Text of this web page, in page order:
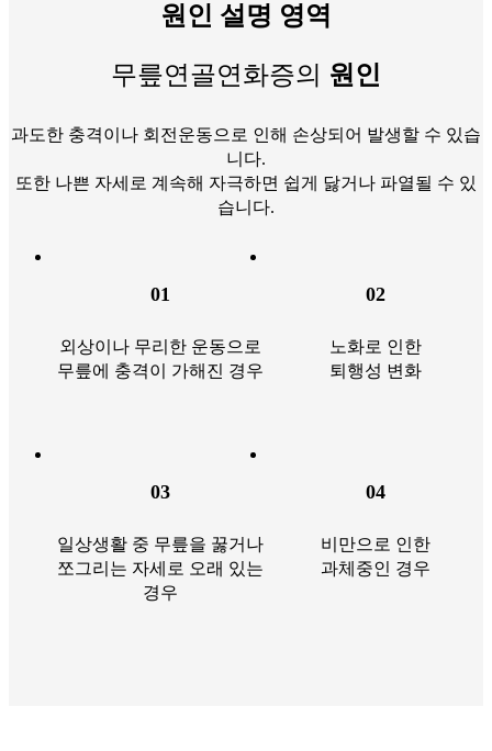
원인 설명 영역
무릎연골연화증의 원인
과도한 충격이나 회전운동으로 인해 손상되어 발생할 수 있습
니다.
또한 나쁜 자세로 계속해 자극하면 쉽게 닳거나 파열될 수 있
습니다.​
01
외상이나 무리한 운동으로
무릎에 충격이 가해진 경우
02
노화로 인한
퇴행성 변화
03
일상생활 중 무릎을 꿇거나
쪼그리는 자세로 오래 있는
경우
04
비만으로 인한
과체중인 경우